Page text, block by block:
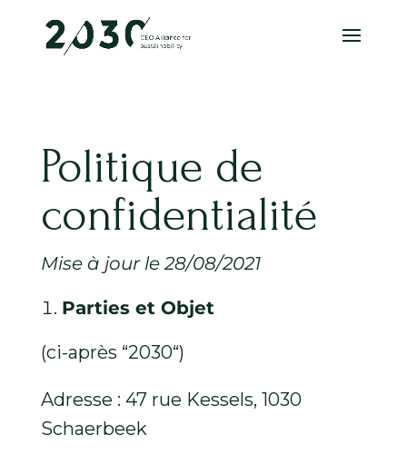
Politique de
confidentialité
Mise à jour le 28/08/2021
Parties et Objet
(ci-après “2030“)
Adresse : 47 rue Kessels, 1030
Schaerbeek